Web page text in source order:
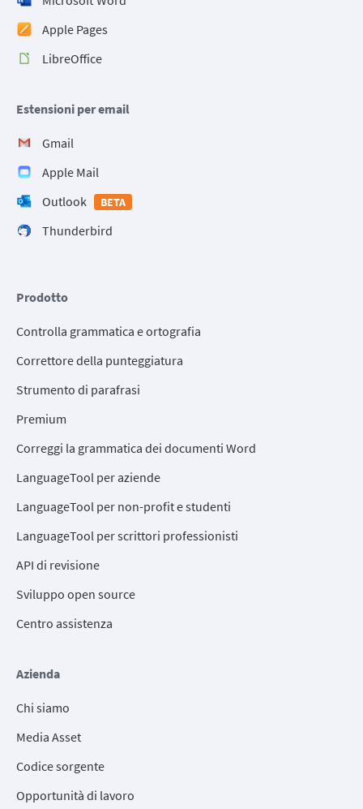
Apple Pages
LibreOffice
Estensioni per email
Gmail
Apple Mail
Outlook
BETA
Thunderbird
Prodotto
Controlla grammatica e ortografia
Correttore della punteggiatura
Strumento di parafrasi
Premium
Correggi la grammatica dei documenti Word
LanguageTool per aziende
LanguageTool per non-profit e studenti
LanguageTool per scrittori professionisti
API di revisione
Sviluppo open source
Centro assistenza
Azienda
Chi siamo
Media Asset
Codice sorgente
Opportunità di lavoro